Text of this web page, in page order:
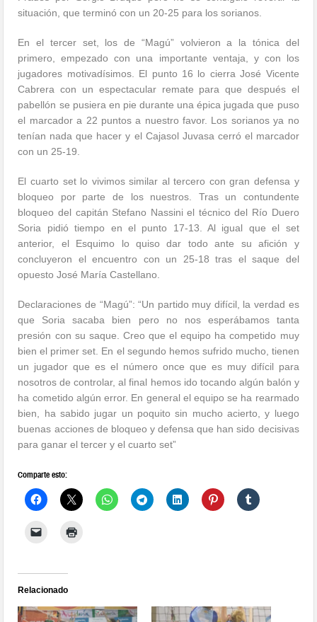
situación, que terminó con un 20-25 para los sorianos.
En el tercer set, los de “Magú” volvieron a la tónica del
primero, empezado con una importante ventaja, y con los
jugadores motivadísimos. El punto 16 lo cierra José Vicente
Cabrera con un espectacular remate para que después el
pabellón se pusiera en pie durante una épica jugada que puso
el marcador a 22 puntos a nuestro favor. Los sorianos ya no
tenían nada que hacer y el Cajasol Juvasa cerró el marcador
con un 25-19.
El cuarto set lo vivimos similar al tercero con gran defensa y
bloqueo por parte de los nuestros. Tras un contundente
bloqueo del capitán Stefano Nassini el técnico del Río Duero
Soria pidió tiempo en el punto 17-13. Al igual que el set
anterior, el Esquimo lo quiso dar todo ante su afición y
concluyeron el encuentro con un 25-18 tras el saque del
opuesto José María Castellano.
Declaraciones de “Magú”: “Un partido muy difícil, la verdad es
que Soria sacaba bien pero no nos esperábamos tanta
presión con su saque. Creo que el equipo ha competido muy
bien el primer set. En el segundo hemos sufrido mucho, tienen
un jugador que es el número once que es muy difícil para
nosotros de controlar, al final hemos ido tocando algún balón y
ha cometido algún error. En general el equipo se ha rearmado
bien, ha sabido jugar un poquito sin mucho acierto, y luego
buenas acciones de bloqueo y defensa que han sido decisivas
para ganar el tercer y el cuarto set”
Comparte esto:
Relacionado